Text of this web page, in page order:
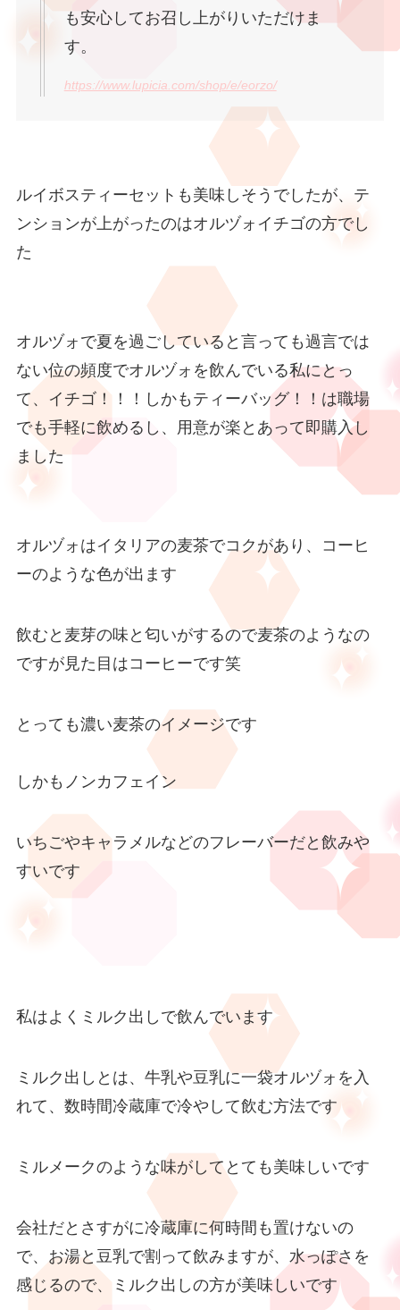
も安心してお召し上がりいただけま
す。
https://www.lupicia.com/shop/e/eorzo/
ルイボスティーセットも美味しそうでしたが、テ
ンションが上がったのはオルヅォイチゴの方でし
た
オルヅォで夏を過ごしていると言っても過言では
ない位の頻度でオルヅォを飲んでいる私にとっ
て、イチゴ！！！しかもティーバッグ！！は職場
でも手軽に飲めるし、用意が楽とあって即購入し
ました
オルヅォはイタリアの麦茶でコクがあり、コーヒ
ーのような色が出ます
飲むと麦芽の味と匂いがするので麦茶のようなの
ですが見た目はコーヒーです笑
とっても濃い麦茶のイメージです
しかもノンカフェイン
いちごやキャラメルなどのフレーバーだと飲みや
すいです
私はよくミルク出しで飲んでいます
ミルク出しとは、牛乳や豆乳に一袋オルヅォを入
れて、数時間冷蔵庫で冷やして飲む方法です
ミルメークのような味がしてとても美味しいです
会社だとさすがに冷蔵庫に何時間も置けないの
で、お湯と豆乳で割って飲みますが、水っぽさを
感じるので、ミルク出しの方が美味しいです